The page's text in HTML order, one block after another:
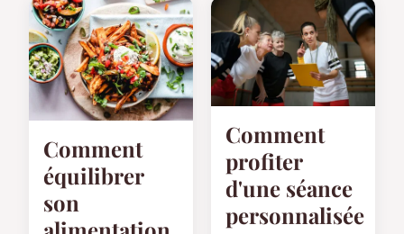
Comment
équilibrer
son
Comment
profiter
d'une séance
personnalisée